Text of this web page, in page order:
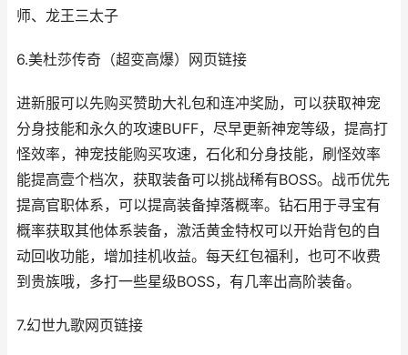
师、龙王三太子
6.美杜莎传奇（超变高爆）网页链接
进新服可以先购买赞助大礼包和连冲奖励，可以获取神宠
分身技能和永久的攻速BUFF，尽早更新神宠等级，提高打
怪效率，神宠技能购买攻速，石化和分身技能，刷怪效率
能提高壹个档次，获取装备可以挑战稀有BOSS。战币优先
提高官职体系，可以提高装备掉落概率。钻石用于寻宝有
概率获取其他体系装备，激活黄金特权可以开始背包的自
动回收功能，增加挂机收益。每天红包福利，也可不收费
到贵族哦，多打一些星级BOSS，有几率出高阶装备。
7.幻世九歌网页链接